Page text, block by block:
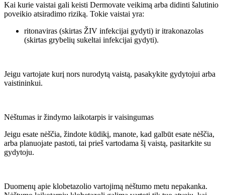
Kai kurie vaistai gali keisti Dermovate veikimą arba didinti šalutinio
poveikio atsiradimo riziką. Tokie vaistai yra:
ritonaviras (skirtas ŽIV infekcijai gydyti) ir itrakonazolas
(skirtas grybelių sukeltai infekcijai gydyti).
Jeigu vartojate kurį nors nurodytą vaistą, pasakykite gydytojui arba
vaistininkui.
Nėštumas ir žindymo laikotarpis ir vaisingumas
Jeigu esate nėščia, žindote kūdikį, manote, kad galbūt esate nėščia,
arba planuojate pastoti, tai prieš vartodama šį vaistą, pasitarkite su
gydytoju.
Duomenų apie klobetazolio vartojimą nėštumo metu nepakanka.